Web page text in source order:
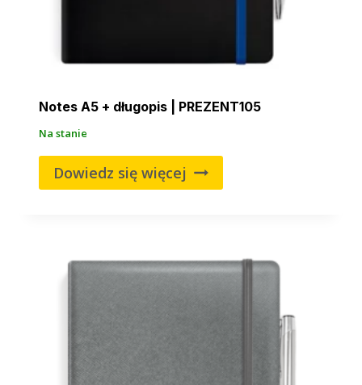
Notes A5 + długopis | PREZENT105
Na stanie
Dowiedz się więcej